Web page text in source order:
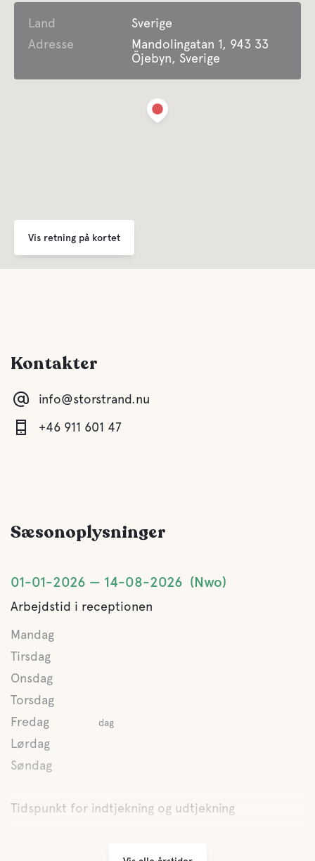
Faciliteter for Disabled Guest
Lifepak defibrillator
Toilet
Spisestue
Lounge/TV-stue
Tømning af latrin
Butikker
Kaffe
Vand
Land
Sverige
Adresse
Mandolingatan 1, 943 33
Öjebyn, Sverige
Vis retning på kortet
Kontakter
info@storstrand.nu
+46 911 601 47
Sæsonoplysninger
01-01-2026 14-08-2026 Nwo
Arbejdstid i receptionen
Mandag
Tirsdag
Onsdag
Torsdag
Fredag
dag
Lørdag
Søndag
Tidspunkt for indtjekning og udtjekning